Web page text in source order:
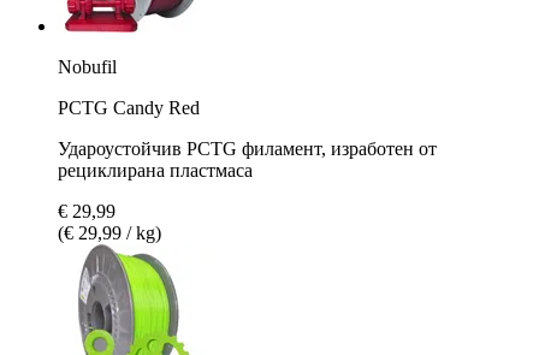
Nobufil
PCTG Candy Red
Удароустойчив PCTG филамент, изработен от
рециклирана пластмаса
€ 29,99
(€ 29,99 / kg)